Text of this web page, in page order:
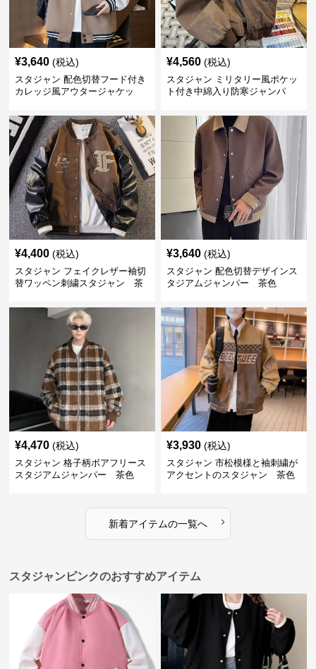
¥3,640 (税込)
スタジャン 配色切替フード付き
カレッジ風アウタージャケッ
¥4,560 (税込)
スタジャン ミリタリー風ポケッ
ト付き中綿入り防寒ジャンパ
¥4,400 (税込)
スタジャン フェイクレザー袖切
替ワッペン刺繍スタジャン 茶
¥3,640 (税込)
スタジャン 配色切替デザインス
タジアムジャンパー 茶色
¥4,470 (税込)
スタジャン 格子柄ボアフリース
スタジアムジャンパー 茶色
¥3,930 (税込)
スタジャン 市松模様と袖刺繍が
アクセントのスタジャン 茶色
新着アイテムの一覧へ ›
スタジャンピンクのおすすめアイテム